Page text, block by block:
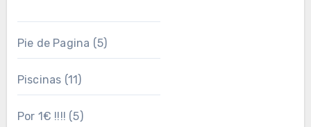
Pie de Pagina (5)
Piscinas (11)
Por 1€ !!!! (5)